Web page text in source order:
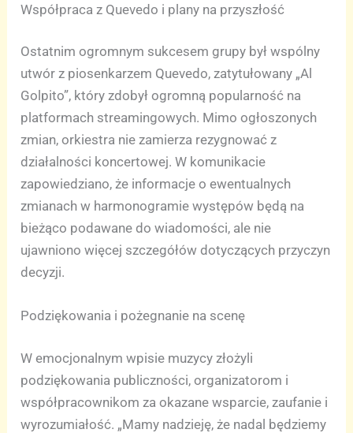
Współpraca z Quevedo i plany na przyszłość
Ostatnim ogromnym sukcesem grupy był wspólny
utwór z piosenkarzem Quevedo, zatytułowany „Al
Golpito”, który zdobył ogromną popularność na
platformach streamingowych. Mimo ogłoszonych
zmian, orkiestra nie zamierza rezygnować z
działalności koncertowej. W komunikacie
zapowiedziano, że informacje o ewentualnych
zmianach w harmonogramie występów będą na
bieżąco podawane do wiadomości, ale nie
ujawniono więcej szczegółów dotyczących przyczyn
decyzji.
Podziękowania i pożegnanie na scenę
W emocjonalnym wpisie muzycy złożyli
podziękowania publiczności, organizatorom i
współpracownikom za okazane wsparcie, zaufanie i
wyrozumiałość. „Mamy nadzieję, że nadal będziemy